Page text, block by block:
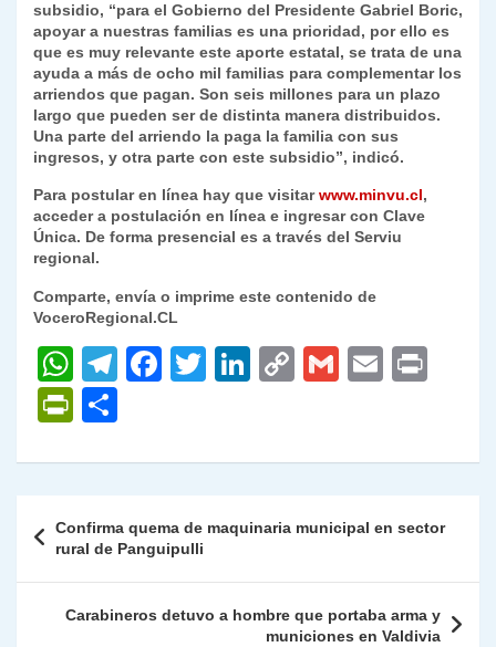
subsidio, “para el Gobierno del Presidente Gabriel Boric,
apoyar a nuestras familias es una prioridad, por ello es
que es muy relevante este aporte estatal, se trata de una
ayuda a más de ocho mil familias para complementar los
arriendos que pagan. Son seis millones para un plazo
largo que pueden ser de distinta manera distribuidos.
Una parte del arriendo la paga la familia con sus
ingresos, y otra parte con este subsidio”, indicó.
Para postular en línea hay que visitarwww.minvu.cl,
acceder a postulación en línea e ingresar con Clave
Única. De forma presencial es a través del Serviu
regional.
Comparte, envía o imprime este contenido de
VoceroRegional.CL
W
h
at
s
p
p
T
gr
m
F
e
o
o
k
T
er
Li
e
n
C
y
n
k
G
l
E
l
P
nt
Fr
ie
n
dl
m
ar
tir
de
entradas
Confirma quema de maquinaria municipal en sector
rural de Panguipulli
Carabineros detuvo a hombre que portaba arma y
municiones en Valdivia